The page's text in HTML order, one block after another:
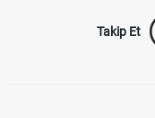
Takip Et